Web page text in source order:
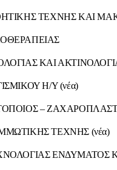
ΤΕΧΝΗΣ ΚΑΙ
ΚΑΙ
Η/Υ (νέα)
–
ΤΕΧΝΗΣ (νέα)
ΕΝΔΥΜΑΤΟΣ